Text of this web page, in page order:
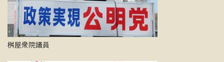
桝屋衆院議員